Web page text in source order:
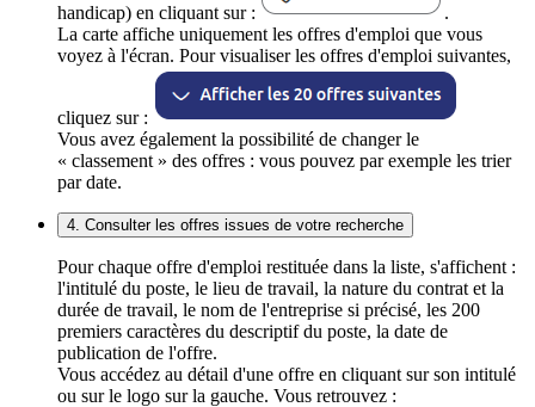
handicap) en cliquant sur :
.
La carte affiche uniquement les offres d'emploi que vous
voyez à l'écran. Pour visualiser les offres d'emploi suivantes,
cliquez sur :
Vous avez également la possibilité de changer le
« classement » des offres : vous pouvez par exemple les trier
par date.
4. Consulter les offres issues de votre recherche
Pour chaque offre d'emploi restituée dans la liste, s'affichent :
l'intitulé du poste, le lieu de travail, la nature du contrat et la
durée de travail, le nom de l'entreprise si précisé, les 200
premiers caractères du descriptif du poste, la date de
publication de l'offre.
Vous accédez au détail d'une offre en cliquant sur son intitulé
ou sur le logo sur la gauche. Vous retrouvez :